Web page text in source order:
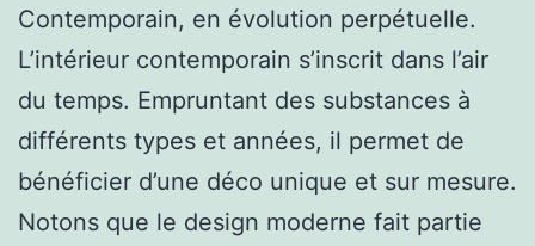
Contemporain, en évolution perpétuelle.
L’intérieur contemporain s’inscrit dans l’air
du temps. Empruntant des substances à
différents types et années, il permet de
bénéficier d’une déco unique et sur mesure.
Notons que le design moderne fait partie